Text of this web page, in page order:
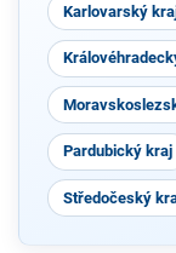
Karlovarský
Pardubický kraj
Středočeský